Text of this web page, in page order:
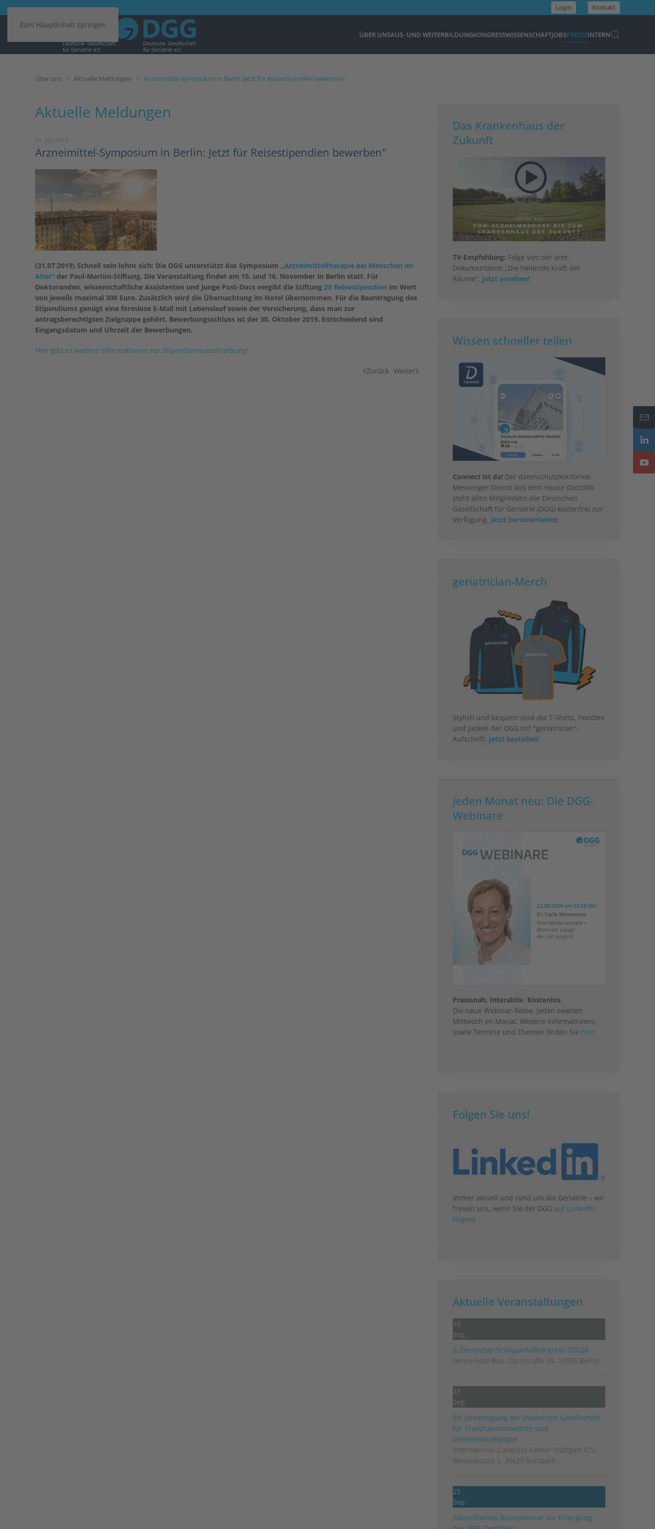
Zum Hauptinhalt springen
Login Kontakt
ÜBER UNSAUS- UND WEITERBILDUNGKONGRESSWISSENSCHAFTJOBSPRESSEINTERN
Über uns Aktuelle Meldungen Arzneimittel-Symposium in Berlin: Jetzt für Reisestipendien bewerben"
Aktuelle Meldungen
Arzneimittel-Symposium in Berlin: Jetzt für Reisestipendien bewerben"
(31.07.2019) Schnell sein lohnt sich: Die DGG unterstützt das Symposium „Arzneimitteltherapie bei Menschen im
Alter“ der Paul-Martini-Stiftung. Die Veranstaltung findet am 15. und 16. November in Berlin statt. Für
Doktoranden, wissenschaftliche Assistenten und junge Post-Docs vergibt die Stiftung 20 Reisestipendien im Wert
von jeweils maximal 300 Euro. Zusätzlich wird die Übernachtung im Hotel übernommen. Für die Beantragung des
Stipendiums genügt eine formlose E-Mail mit Lebenslauf sowie der Versicherung, dass man zur
antragsberechtigten Zielgruppe gehört. Bewerbungsschluss ist der 30. Oktober 2019. Entscheidend sind
Eingangsdatum und Uhrzeit der Bewerbungen.
Hier gibt es weitere Informationen zur Stipendienausschreibung!
Zurück Weiter
Das Krankenhaus der
Zukunft
TV-Empfehlung: Folge vier der arte-
Dokumentation „Die heilende Kraft der
Räume“. Jetzt ansehen!
Wissen schneller teilen
Connect ist da! Der datenschutzkonforme
Messenger-Dienst aus dem Hause Doctolib
steht allen Mitgliedern der Deutschen
Gesellschaft für Geriatrie (DGG) kostenfrei zur
Verfügung. Jetzt herunterladen!
geriatrician-Merch
Stylish und bequem sind die T-Shirts, Hoodies
und Jacken der DGG mit "geriatrician"-
Aufschrift. Jetzt bestellen!
Jeden Monat neu: Die DGG-
Webinare
Praxisnah. Interaktiv. Kostenlos.
Die neue Webinar-Reihe, jeden zweiten
Mittwoch im Monat. Weitere Informationen,
sowie Termine und Themen finden Sie hier.
Folgen Sie uns!
Immer aktuell und rund um die Geriatrie – wir
freuen uns, wenn Sie der DGG auf LinkedIn
folgen!
Aktuelle Veranstaltungen
10
Sep.
2. Deutscher Schlag­anfall­kongress DSG26
Henry-Ford-Bau, Garystraße 35, 14195 Berlin
23
Sep.
59. Jahrestagung der Deutschen Gesellschaft
für Transfusionsmedizin und
Immunhämatologie
International Congress Center Stuttgart ICS,
Messepiazza 1, 70629 Stuttgart
25
Sep.
Akkreditiertes Basisseminar zur Erlangung